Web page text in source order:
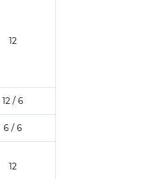
12
12 / 6
6 / 6
12